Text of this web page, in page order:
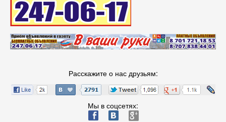
Расскажите о нас друзьям:
Мы в соцсетях:
ä æ è